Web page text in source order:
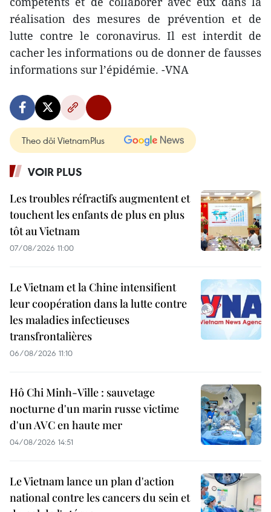
réalisation des mesures de prévention et de
lutte contre le coronavirus. Il est interdit de
cacher les informations ou de donner de fausses
informations sur l’épidémie. -VNA
Theo dõi VietnamPlus
VOIR PLUS
Les troubles réfractifs augmentent et
touchent les enfants de plus en plus
tôt au Vietnam
07/08/2026 11:00
Le Vietnam et la Chine intensifient
leur coopération dans la lutte contre
les maladies infectieuses
transfrontalières
06/08/2026 11:10
Hô Chi Minh-Ville : sauvetage
nocturne d'un marin russe victime
d'un AVC en haute mer
04/08/2026 14:51
Le Vietnam lance un plan d'action
national contre les cancers du sein et